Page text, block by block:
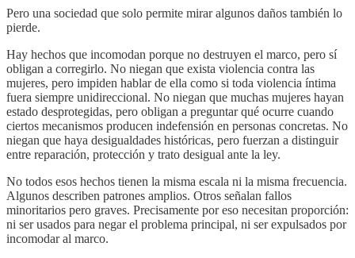
Pero una sociedad que solo permite mirar algunos daños también lo
pierde.
Hay hechos que incomodan porque no destruyen el marco, pero sí
obligan a corregirlo. No niegan que exista violencia contra las
mujeres, pero impiden hablar de ella como si toda violencia íntima
fuera siempre unidireccional. No niegan que muchas mujeres hayan
estado desprotegidas, pero obligan a preguntar qué ocurre cuando
ciertos mecanismos producen indefensión en personas concretas. No
niegan que haya desigualdades históricas, pero fuerzan a distinguir
entre reparación, protección y trato desigual ante la ley.
No todos esos hechos tienen la misma escala ni la misma frecuencia.
Algunos describen patrones amplios. Otros señalan fallos
minoritarios pero graves. Precisamente por eso necesitan proporción:
ni ser usados para negar el problema principal, ni ser expulsados por
incomodar al marco.